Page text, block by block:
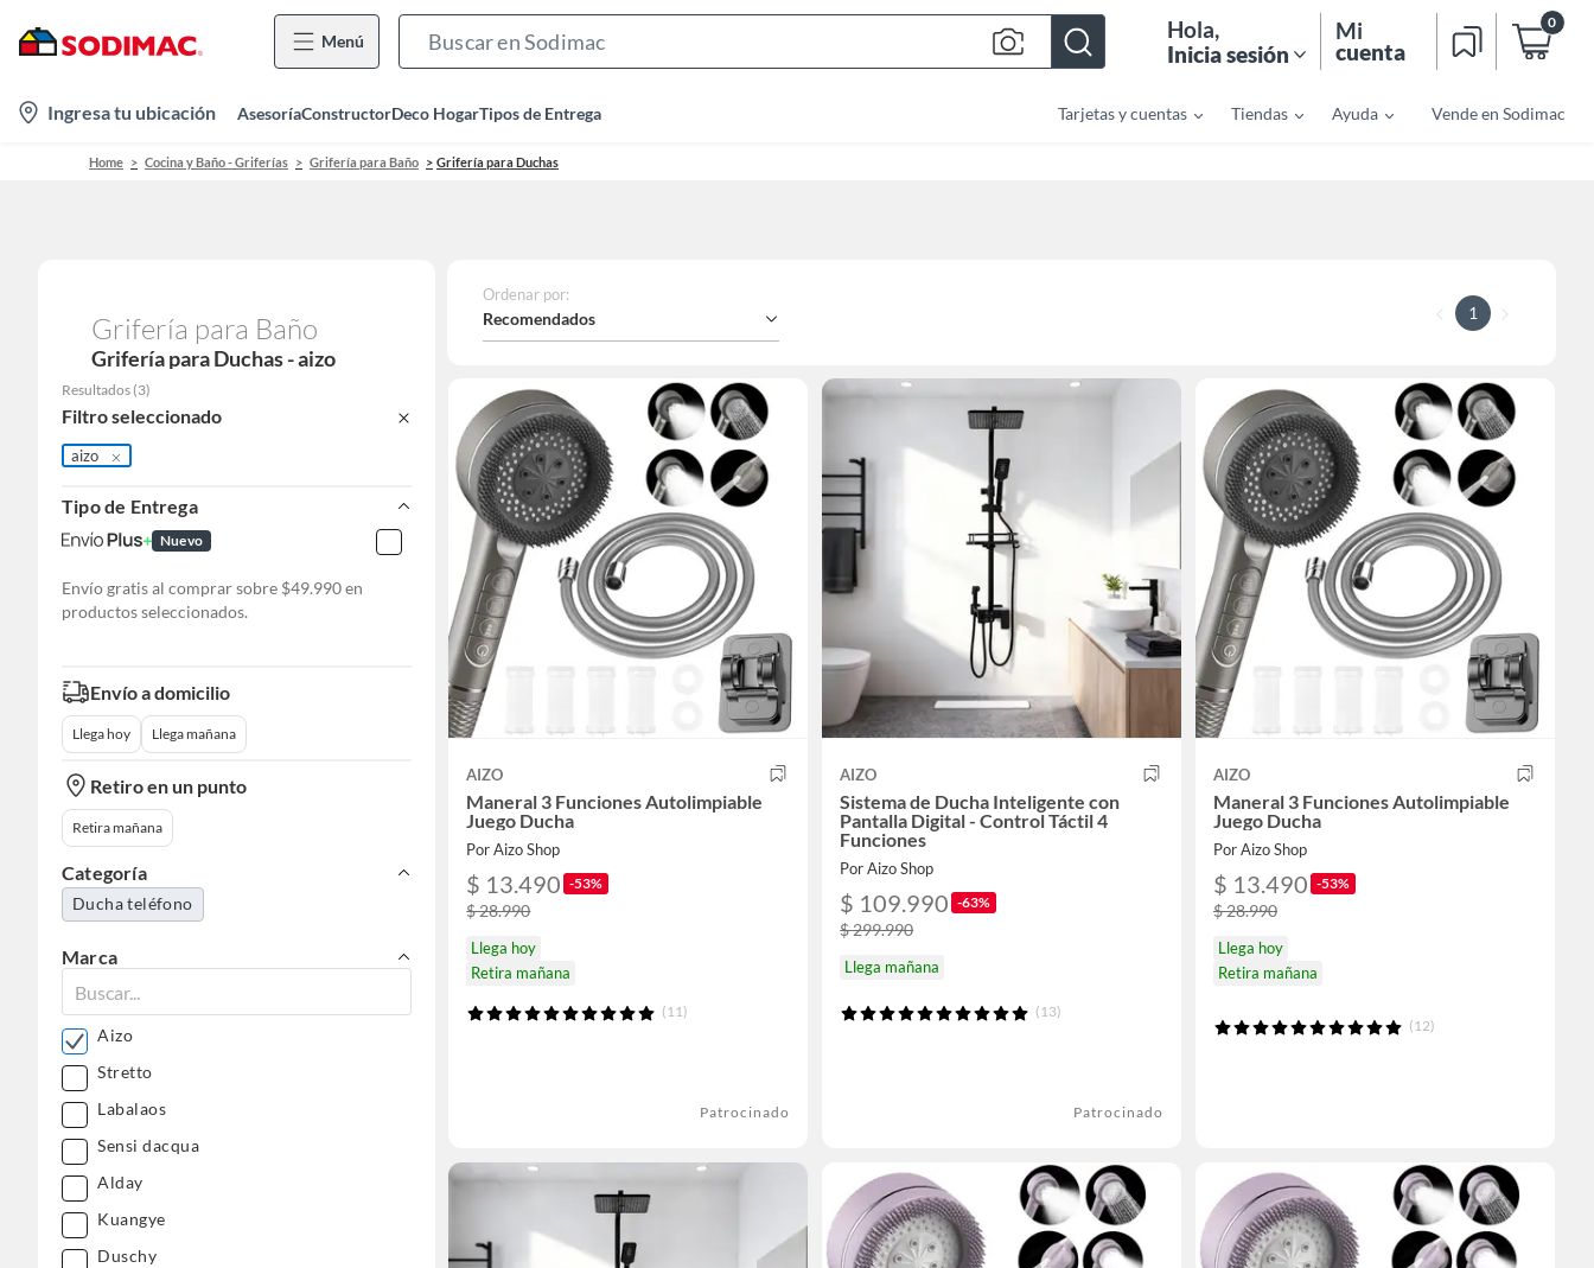
Menú
Bar
Hola,
Inicia sesión
Mi
cuenta
0
location-
icon
Ingresa tu ubicación AsesoríaConstructorDeco HogarTipos de Entrega Tarjetas y cuentas Tiendas Ayuda Vende en Sodimac
Home Cocina y Baño - Griferías Grifería para Baño Grifería para Duchas
Grifería para Baño
Grifería para Duchas - aizo
Resultados (3)
Filtro seleccionado
aizo
Tipo de Entrega
Nuevo
Envío gratis al comprar sobre $49.990 en
productos seleccionados.
Envío a domicilio
Llega hoy Llega mañana
Retiro en un punto
Retira mañana
Categoría
Ducha teléfono
Marca
Aizo
Stretto
Labalaos
Sensi dacqua
Alday
Kuangye
Duschy
Ordenar por:
Recomendados 1
AIZO
Maneral 3 Funciones Autolimpiable
Juego Ducha
Por Aizo Shop
$ 13.490 -53%
$ 28.990
Llega hoy
Retira mañana
(11)
Patrocinado
AIZO
Sistema de Ducha Inteligente con
Pantalla Digital - Control Táctil 4
Funciones
Por Aizo Shop
$ 109.990 -63%
$ 299.990
Llega mañana
(13)
Patrocinado
AIZO
Maneral 3 Funciones Autolimpiable
Juego Ducha
Por Aizo Shop
$ 13.490 -53%
$ 28.990
Llega hoy
Retira mañana
(12)